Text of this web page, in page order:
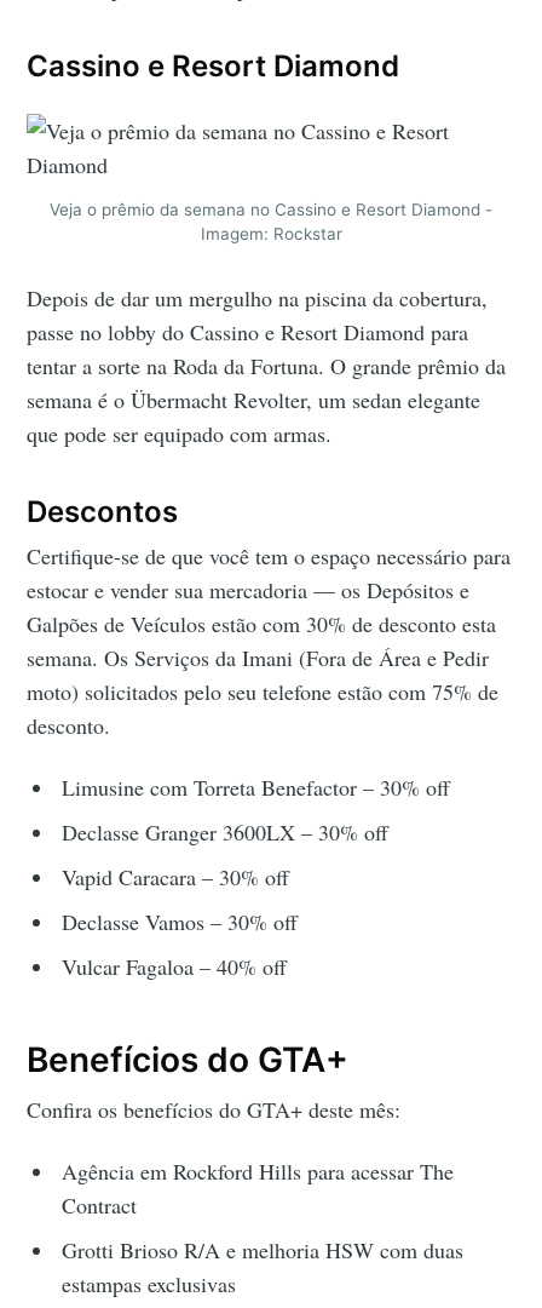
Cassino e Resort Diamond
Veja o prêmio da semana no Cassino e Resort Diamond -
Imagem: Rockstar
Depois de dar um mergulho na piscina da cobertura,
passe no lobby do Cassino e Resort Diamond para
tentar a sorte na Roda da Fortuna. O grande prêmio da
semana é o Übermacht Revolter, um sedan elegante
que pode ser equipado com armas.
Descontos
Certifique-se de que você tem o espaço necessário para
estocar e vender sua mercadoria — os Depósitos e
Galpões de Veículos estão com 30% de desconto esta
semana. Os Serviços da Imani (Fora de Área e Pedir
moto) solicitados pelo seu telefone estão com 75% de
desconto.
Limusine com Torreta Benefactor – 30% off
Declasse Granger 3600LX – 30% off
Vapid Caracara – 30% off
Declasse Vamos – 30% off
Vulcar Fagaloa – 40% off
Benefícios do GTA+
Confira os benefícios do GTA+ deste mês:
Agência em Rockford Hills para acessar The
Contract
Grotti Brioso R/A e melhoria HSW com duas
estampas exclusivas